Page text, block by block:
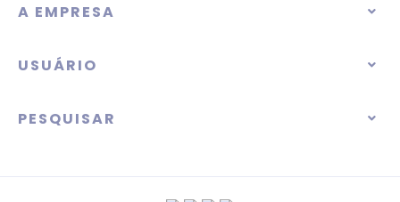
A EMPRESA
USUÁRIO
PESQUISAR